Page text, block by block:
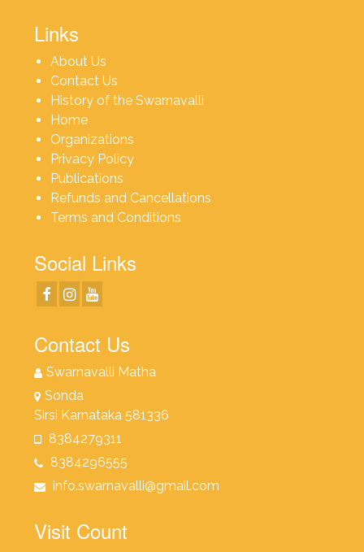
Links
About Us
Contact Us
History of the Swarnavalli
Home
Organizations
Privacy Policy
Publications
Refunds and Cancellations
Terms and Conditions
Social Links
Contact Us
Swarnavalli Matha
Sonda
Sirsi Karnataka 581336
8384279311
8384296555
info.swarnavalli@gmail.com
Visit Count